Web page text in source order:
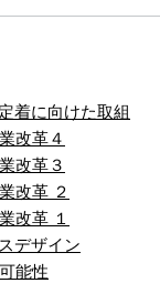
着に向けた取組
改革４
改革３
改革 ２
改革 １
デザイン
能性